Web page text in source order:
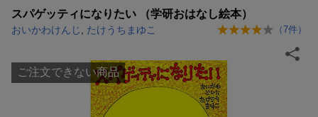
スパゲッティになりたい （学研おはなし絵本）
おいかわけんじ たけうちまゆこ （7件）
ご注文できない商品